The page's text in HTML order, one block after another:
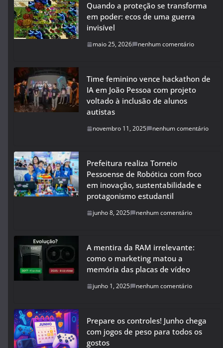
Quando a proteção se transforma
em poder: ecos de uma guerra
invisível
maio 25, 2026 nenhum comentário
Time feminino vence hackathon de
IA em João Pessoa com projeto
voltado à inclusão de alunos
autistas
novembro 11, 2025 nenhum comentário
Prefeitura realiza Torneio
Pessoense de Robótica com foco
em inovação, sustentabilidade e
protagonismo estudantil
junho 8, 2025 nenhum comentário
A mentira da RAM irrelevante:
como o marketing matou a
memória das placas de vídeo
junho 1, 2025 nenhum comentário
Prepare os controles! Junho chega
com jogos de peso para todos os
gostos